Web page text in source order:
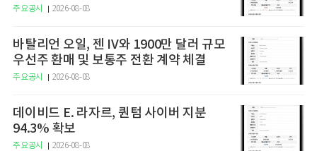
주요공시 2026-08-08
바탈리언 오일, 젠 IV와 1900만 달러 규모
우선주 환매 및 보통주 전환 계약 체결
주요공시 2026-08-08
데이비드 E. 라자르, 퀀텀 사이버 지분
94.3% 확보
주요공시 2026-08-08